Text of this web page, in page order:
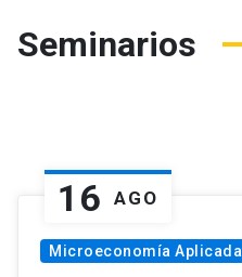
Seminarios
16 AGO
Microeconomía Aplicada